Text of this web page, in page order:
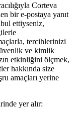
Corteva
bir e-postaya yanıt
ettiyseniz,
tercihlerinizi
ve kimlik
etkinliğini ölçmek,
hakkında size
amaçları yerine
yer alır: